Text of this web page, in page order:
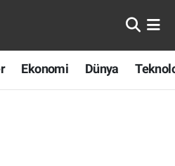
Ekonomi Dünya